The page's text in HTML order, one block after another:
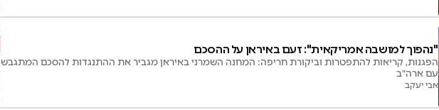
"נהפוך למושבה אמריקאית": זעם באיראן על ההסכם
הפגנות, קריאות להתפטרות וביקורת חריפה: המחנה השמרני באיראן מגביר את ההתנגדות להסכם המתגבש
עם ארה"ב
אבי יעקב